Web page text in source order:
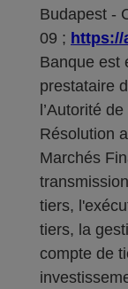
Budapest -
09 ; https://
Banque est
prestataire
l’Autorité
Résolution
Marchés
tiers,
tiers, la
compte de